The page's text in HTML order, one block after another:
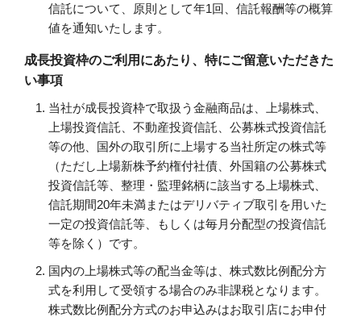
信託について、原則として年1回、信託報酬等の概算
値を通知いたします。
成長投資枠のご利用にあたり、特にご留意いただきた
い事項
当社が成長投資枠で取扱う金融商品は、上場株式、
上場投資信託、不動産投資信託、公募株式投資信託
等の他、国外の取引所に上場する当社所定の株式等
（ただし上場新株予約権付社債、外国籍の公募株式
投資信託等、整理・監理銘柄に該当する上場株式、
信託期間20年未満またはデリバティブ取引を用いた
一定の投資信託等、もしくは毎月分配型の投資信託
等を除く）です。
国内の上場株式等の配当金等は、株式数比例配分方
式を利用して受領する場合のみ非課税となります。
株式数比例配分方式のお申込みはお取引店にお申付